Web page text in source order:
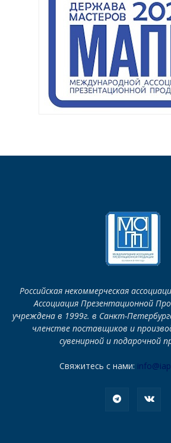
Российская некоммерческая
Ассоциация Презентационной
учреждена в 1999г. в Санкт-
членстве поставщиков и
сувенирной и подарочной
Свяжитесь с нами: